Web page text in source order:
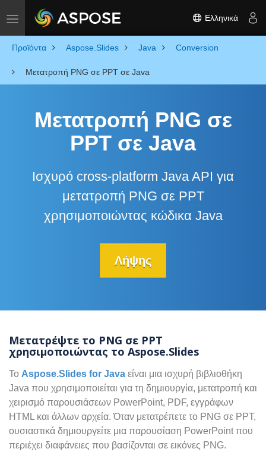
Toggle navigation Ελληνικά
Προϊόντα Aspose.Slides Java Conversion
Μετατροπή PNG σε PPT σε Java
Μετατροπή PNG σε
PPT σε Java
Ισχυρό cross-platform Java API για
μετατροπή PNG σε PPT
χρησιμοποιώντας κώδικα Java
Λήψης
Μετατρέψτε το PNG σε PPT
χρησιμοποιώντας το Aspose.Slides
Το Aspose.Slides for Java είναι μια ισχυρή βιβλιοθήκη
Java που χρησιμοποιείται για τη δημιουργία, μετατροπή και
χειρισμό παρουσιάσεων PowerPoint, PDF, εγγράφων
HTML και άλλων αρχεία. Όταν μετατρέπετε το PNG σε PPT,
ουσιαστικά δημιουργείτε μια παρουσίαση PowerPoint που
περιέχει διαφάνειες που βασίζονται σε εικόνες PNG.